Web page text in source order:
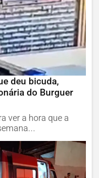
deu bicuda,
do Burguer
ver a hora que a